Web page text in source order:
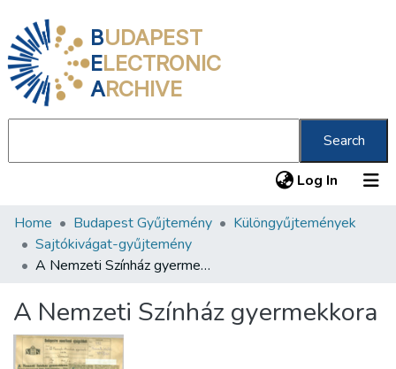
BUDAPEST
ELECTRONIC
ARCHIVE
Search
Log In (current)
Communities & Collections
All of DSpace
About us
Home Budapest Gyűjtemény
Különgyűjtemények
Sajtókivágat-gyűjtemény
A Nemzeti Színház gyermekkora
A Nemzeti Színház gyermekkora